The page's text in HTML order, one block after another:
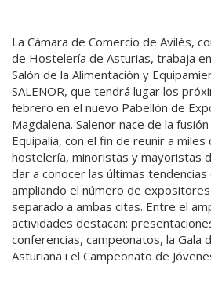
La Cámara de Comercio de Avilés,
de Hostelería de Asturias, trabaja
Salón de la Alimentación y
SALENOR, que tendrá lugar los
febrero en el nuevo Pabellón de
Magdalena. Salenor nace de la
Equipalia, con el fin de reunir a
hostelería, minoristas y mayoristas
dar a conocer las últimas
ampliando el número de
separado a ambas citas. Entre el
actividades destacan:
conferencias, campeonatos, la Gala
Asturiana i el Campeonato de